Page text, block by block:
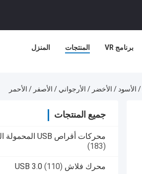
المنزل المنتجات برنامج VR
جميع المنتجات
محركات أقراص USB المحمولة المخصصة
(183)
محرك فلاش USB 3.0 (110)